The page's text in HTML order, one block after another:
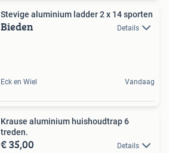
Stevige aluminium ladder 2 x 14 sporten
Bieden Details
Eck en Wiel Vandaag
Krause aluminium huishoudtrap 6
treden.
€ 35,00 Details